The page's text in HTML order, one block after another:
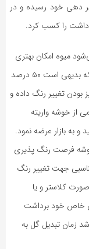
دهی خود رسیده و در
را کسب کرد.
میوه امکان بهتری
برای رنگ گیری پیدا می‌کند. نکته قابل ذکر دیگر اینکه بدیهی است ۵۰ درصد
از حالت سبز بودن تغییر رنگ داده و
از خوشه واریته
و به بازار عرضه نمود.
خوشه فرصت رنگ پذیری
جهت تغییر رنگ
کلاستر و یا
خاص خود برداشت
زمان تبدیل گل به